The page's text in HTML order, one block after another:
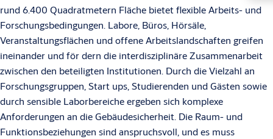
rund 6.400 Quadratmetern Fläche bietet flexible Arbeits- und
Forschungsbedingungen. Labore, Büros, Hörsäle,
Veranstaltungsflächen und offene Arbeitslandschaften greifen
ineinander und för dern die interdisziplinäre Zusammenarbeit
zwischen den beteiligten Institutionen. Durch die Vielzahl an
Forschungsgruppen, Start ups, Studierenden und Gästen sowie
durch sensible Laborbereiche ergeben sich komplexe
Anforderungen an die Gebäudesicherheit. Die Raum- und
Funktionsbeziehungen sind anspruchsvoll, und es muss